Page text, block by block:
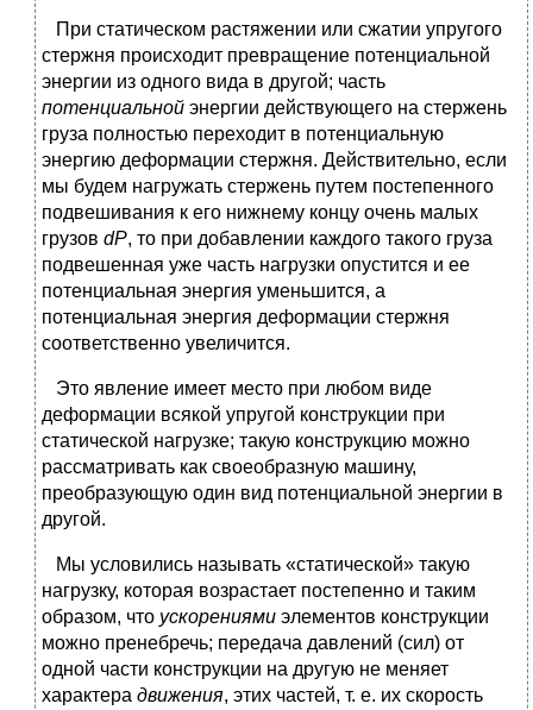
При статическом растяжении или сжатии упругого
стержня происходит превращение потенциальной
энергии из одного вида в другой; часть
потенциальной энергии действующего на стержень
груза полностью переходит в потенциальную
энергию деформации стержня. Действительно, если
мы будем нагружать стержень путем постепенного
подвешивания к его нижнему концу очень малых
грузов dP, то при добавлении каждого такого груза
подвешенная уже часть нагрузки опустится и ее
потенциальная энергия уменьшится, а
потенциальная энергия деформации стержня
соответственно увеличится.
Это явление имеет место при любом виде
деформации всякой упругой конструкции при
статической нагрузке; такую конструкцию можно
рассматривать как своеобразную машину,
преобразующую один вид потенциальной энергии в
другой.
Мы условились называть «статической» такую
нагрузку, которая возрастает постепенно и таким
образом, что ускорениями элементов конструкции
можно пренебречь; передача давлений (сил) от
одной части конструкции на другую не меняет
характера движения, этих частей, т. е. их скорость